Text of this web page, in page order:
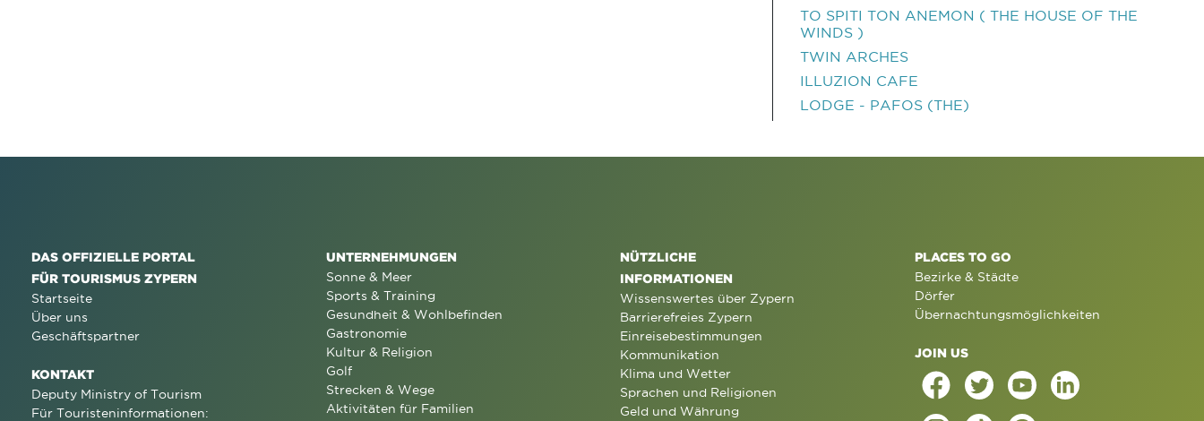
TO SPITI TON ANEMON ( THE HOUSE OF THE
WINDS )
TWIN ARCHES
ILLUZION CAFE
LODGE - PAFOS (THE)
DAS OFFIZIELLE PORTAL
FÜR TOURISMUS ZYPERN
Startseite
Über uns
Geschäftspartner
KONTAKT
Deputy Ministry of Tourism
Für Touristeninformationen:
UNTERNEHMUNGEN
Sonne & Meer
Sports & Training
Gesundheit & Wohlbefinden
Gastronomie
Kultur & Religion
Golf
Strecken & Wege
Aktivitäten für Familien
NÜTZLICHE
INFORMATIONEN
Wissenswertes über Zypern
Barrierefreies Zypern
Einreisebestimmungen
Kommunikation
Klima und Wetter
Sprachen und Religionen
Geld und Währung
PLACES TO GO
Bezirke & Städte
Dörfer
Übernachtungsmöglichkeiten
JOIN US